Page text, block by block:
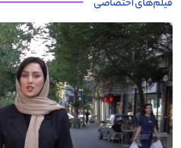
فیلم‌های اختصاصی